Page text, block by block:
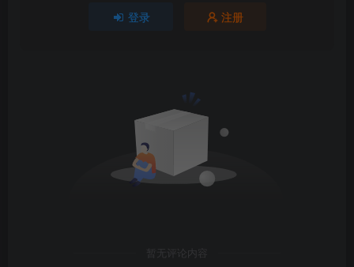
登录 注册
暂无评论内容